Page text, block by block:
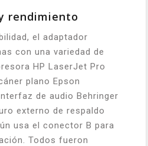
rendimiento
el adaptador
con una variedad de
HP LaserJet Pro
plano Epson
de audio Behringer
externo de respaldo
usa el conector B para
Todos fueron